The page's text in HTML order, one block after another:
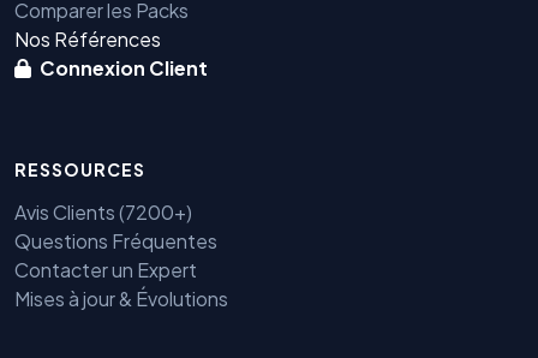
Comparer les Packs
Nos Références
Connexion Client
RESSOURCES
Avis Clients (7200+)
Questions Fréquentes
Contacter un Expert
Mises à jour & Évolutions